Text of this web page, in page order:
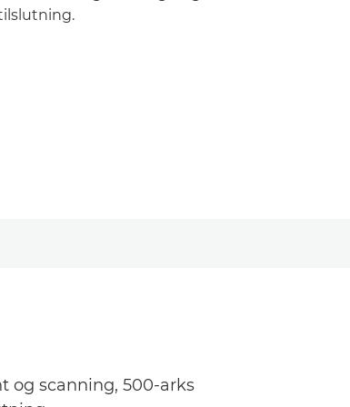
og scanning, 500-arks